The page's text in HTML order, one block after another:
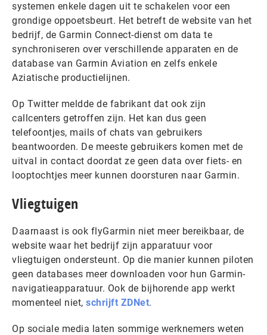
systemen enkele dagen uit te schakelen voor een
grondige oppoetsbeurt. Het betreft de website van het
bedrijf, de Garmin Connect-dienst om data te
synchroniseren over verschillende apparaten en de
database van Garmin Aviation en zelfs enkele
Aziatische productielijnen.
Op Twitter meldde de fabrikant dat ook zijn
callcenters getroffen zijn. Het kan dus geen
telefoontjes, mails of chats van gebruikers
beantwoorden. De meeste gebruikers komen met de
uitval in contact doordat ze geen data over fiets- en
looptochtjes meer kunnen doorsturen naar Garmin.
Vliegtuigen
Daarnaast is ook flyGarmin niet meer bereikbaar, de
website waar het bedrijf zijn apparatuur voor
vliegtuigen ondersteunt. Op die manier kunnen piloten
geen databases meer downloaden voor hun Garmin-
navigatieapparatuur. Ook de bijhorende app werkt
momenteel niet, schrijft ZDNet.
Op sociale media laten sommige werknemers weten